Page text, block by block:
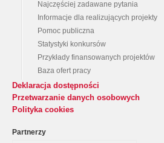
Najczęściej zadawane pytania
Informacje dla realizujących projekty
Pomoc publiczna
Statystyki konkursów
Przykłady finansowanych projektów
Baza ofert pracy
Deklaracja dostępności
Przetwarzanie danych osobowych
Polityka cookies
Partnerzy